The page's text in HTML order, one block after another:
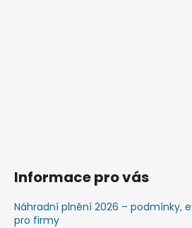
Informace pro vás
Náhradní plnění 2026 – podmínky,
pro firmy